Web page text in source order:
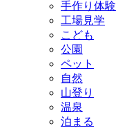
手作り体験
工場見学
こども
公園
ペット
自然
山登り
温泉
泊まる